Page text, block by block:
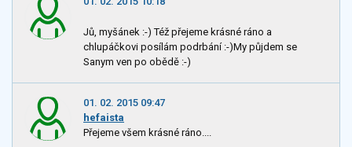
Jů, myšánek :-) Též přejeme krásné ráno a
chlupáčkovi posílám podrbání :-)My půjdem se
Sanym ven po obědě :-)
01. 02. 2015 09:47
hefaista
Přejeme všem krásné ráno....